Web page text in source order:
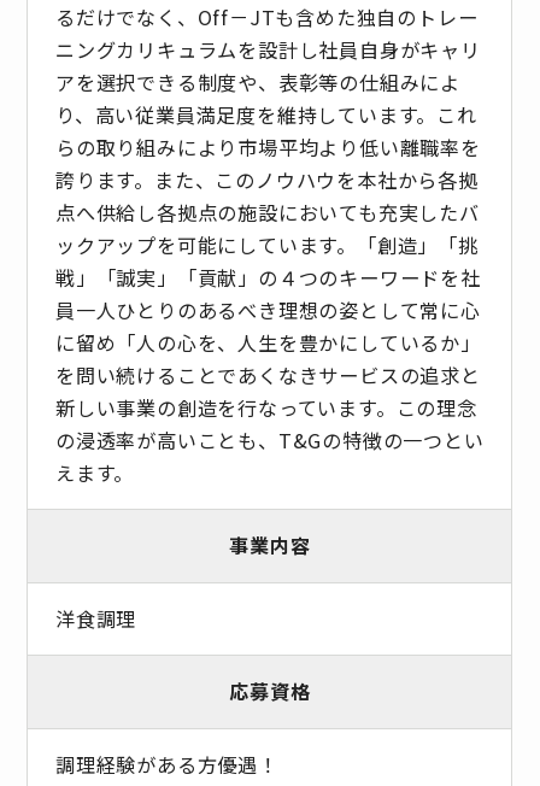
るだけでなく、Off－JTも含めた独自のトレー
ニングカリキュラムを設計し社員自身がキャリ
アを選択できる制度や、表彰等の仕組みによ
り、高い従業員満足度を維持しています。これ
らの取り組みにより市場平均より低い離職率を
誇ります。また、このノウハウを本社から各拠
点へ供給し各拠点の施設においても充実したバ
ックアップを可能にしています。「創造」「挑
戦」「誠実」「貢献」の４つのキーワードを社
員一人ひとりのあるべき理想の姿として常に心
に留め「人の心を、人生を豊かにしているか」
を問い続けることであくなきサービスの追求と
新しい事業の創造を行なっています。この理念
の浸透率が高いことも、T&Gの特徴の一つとい
えます。
事業内容
洋食調理
応募資格
調理経験がある方優遇！